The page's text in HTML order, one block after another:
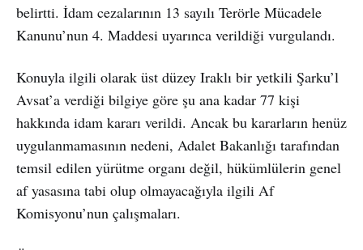
belirtti. İdam cezalarının 13 sayılı Terörle Mücadele
Kanunu’nun 4. Maddesi uyarınca verildiği vurgulandı.
Konuyla ilgili olarak üst düzey Iraklı bir yetkili Şarku’l
Avsat’a verdiği bilgiye göre şu ana kadar 77 kişi
hakkında idam kararı verildi. Ancak bu kararların henüz
uygulanmamasının nedeni, Adalet Bakanlığı tarafından
temsil edilen yürütme organı değil, hükümlülerin genel
af yasasına tabi olup olmayacağıyla ilgili Af
Komisyonu’nun çalışmaları.